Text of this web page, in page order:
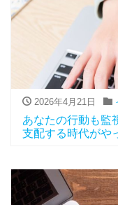
2026年4月21日
あなたの行動も監
支配する時代がや